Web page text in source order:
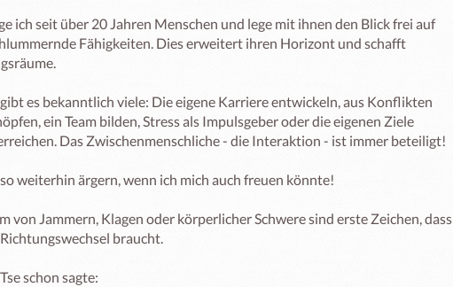
ich seit über 20 Jahren Menschen und lege mit ihnen den Blick frei auf
Fähigkeiten. Dies erweitert ihren Horizont und schafft
es bekanntlich viele: Die eigene Karriere entwickeln, aus Konflikten
ein Team bilden, Stress als Impulsgeber oder die eigenen Ziele
Das Zwischenmenschliche - die Interaktion - ist immer beteiligt!
weiterhin ärgern, wenn ich mich auch freuen könnte!
von Jammern, Klagen oder körperlicher Schwere sind erste Zeichen, dass
braucht.
schon sagte: